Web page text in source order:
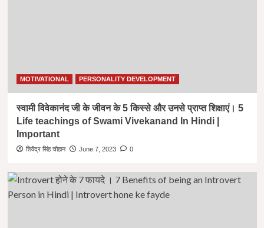
MOTIVATIONAL PERSONALITY DEVELOPMENT
स्वामी विवेकानंद जी के जीवन के 5 किस्से और उनसे प्राप्त शिक्षाएं। 5
Life teachings of Swami Vivekanand In Hindi |
Important
शिवेंद्र सिंह चौहान June 7, 2023 0